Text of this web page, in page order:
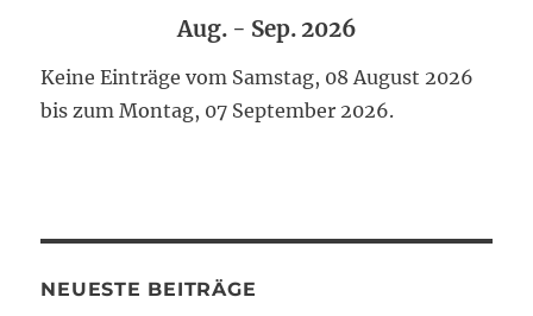
Aug. - Sep. 2026
Keine Einträge vom Samstag, 08 August 2026
bis zum Montag, 07 September 2026.
NEUESTE BEITRÄGE